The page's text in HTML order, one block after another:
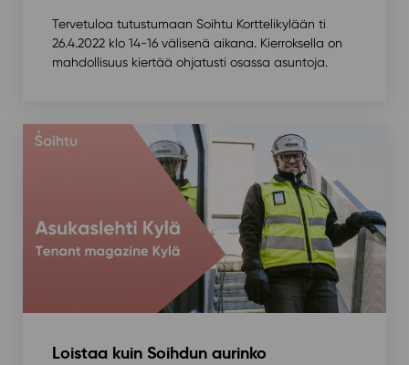
Tervetuloa tutustumaan Soihtu Korttelikylään ti
26.4.2022 klo 14-16 välisenä aikana. Kierroksella on
mahdollisuus kiertää ohjatusti osassa asuntoja.
Loistaa kuin Soihdun aurinko